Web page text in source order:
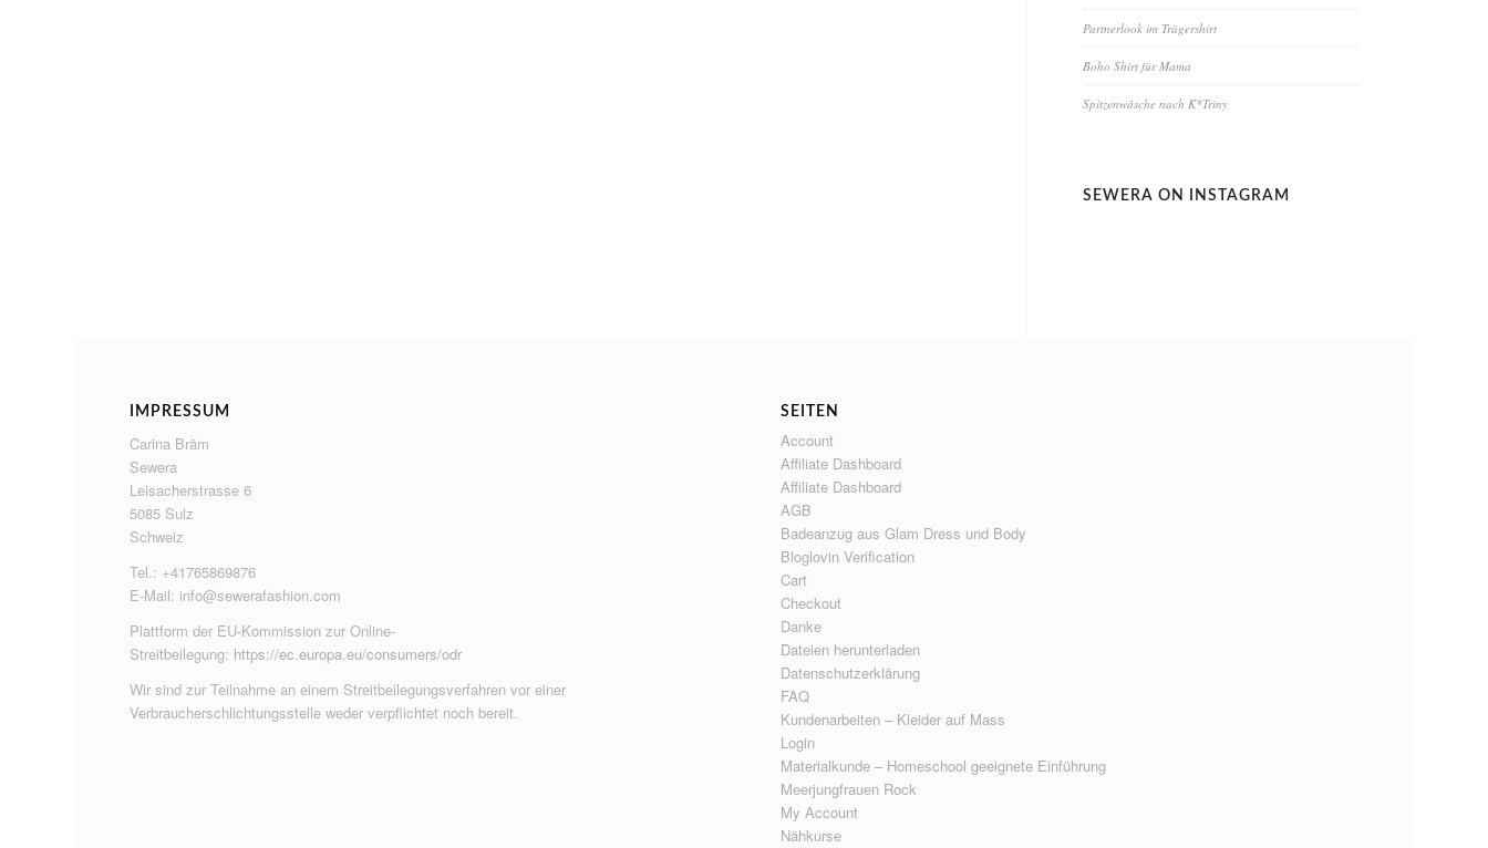
Partnerlook im Trägershirt
Boho Shirt für Mama
Spitzenwäsche nach K*Triny
SEWERA ON INSTAGRAM
IMPRESSUM
Carina Bräm
Sewera
Leisacherstrasse 6
5085 Sulz
Schweiz
Tel.: +41765869876
E-Mail: info@sewerafashion.com
Plattform der EU-Kommission zur Online-
Streitbeilegung: https://ec.europa.eu/consumers/odr
Wir sind zur Teilnahme an einem Streitbeilegungsverfahren vor einer
Verbraucherschlichtungsstelle weder verpflichtet noch bereit.
SEITEN
Account
Affiliate Dashboard
Affiliate Dashboard
AGB
Badeanzug aus Glam Dress und Body
Bloglovin Verification
Cart
Checkout
Danke
Dateien herunterladen
Datenschutzerklärung
FAQ
Kundenarbeiten – Kleider auf Mass
Login
Materialkunde – Homeschool geeignete Einführung
Meerjungfrauen Rock
My Account
Nähkurse